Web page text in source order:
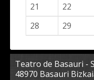
21
22
28
29
Teatro de Basauri -
48970 Basauri